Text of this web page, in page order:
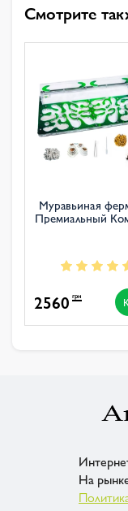
Смотрите
Муравьиная
Премиальный
2560 грн
На